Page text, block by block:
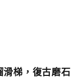
滑梯，復古磨石